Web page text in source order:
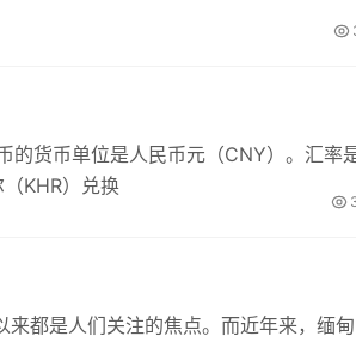
的货币单位是人民币元（CNY）。汇率
KHR）兑换
都是人们关注的焦点。而近年来，缅